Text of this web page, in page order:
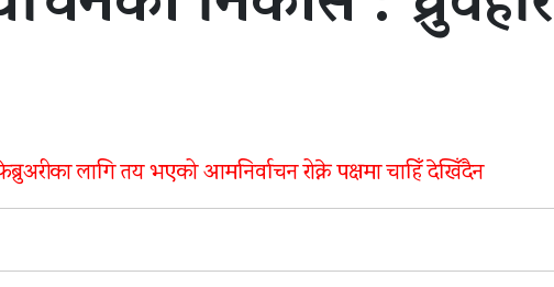
लागि तय भएको आमनिर्वाचन रोक्ने पक्षमा चाहिँ देखिँदैन